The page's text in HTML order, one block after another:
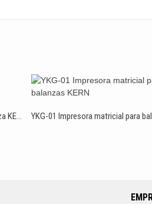
Adaptador de red UE para balanza KERN